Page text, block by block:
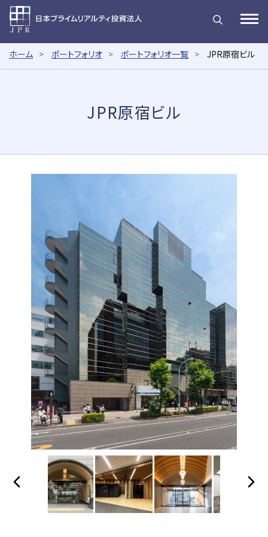
日本プライムリアルティ投資
Open
ホーム ポートフォリオ ポートフォリオ一覧 JPR原宿ビル
JPR原宿ビル